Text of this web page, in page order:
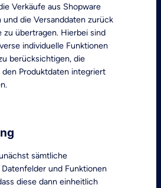
Verkäufe aus Shopware
und die Versanddaten zurück
zu übertragen. Hierbei sind
individuelle Funktionen
berücksichtigen, die
den Produktdaten integriert
sämtliche
und Funktionen
diese dann einheitlich